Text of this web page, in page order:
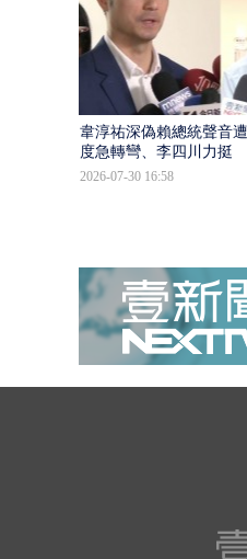
韋淳祐深偽賴總統聲音
度急轉彎、李四川力挺
2026-07-30 16:58